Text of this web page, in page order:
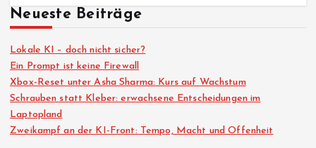
Neueste Beiträge
Lokale KI – doch nicht sicher?
Ein Prompt ist keine Firewall
Xbox-Reset unter Asha Sharma: Kurs auf Wachstum
Schrauben statt Kleber: erwachsene Entscheidungen im
Laptopland
Zweikampf an der KI-Front: Tempo, Macht und Offenheit